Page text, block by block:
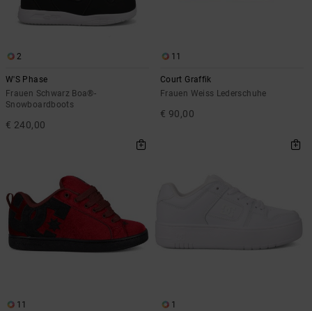
2
W'S Phase
Frauen Schwarz Boa®-
Snowboardboots
€ 240,00
11
Court Graffik
Frauen Weiss Lederschuhe
€ 90,00
11 1